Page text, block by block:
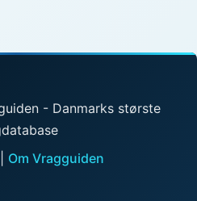
- Danmarks største
Om Vragguiden